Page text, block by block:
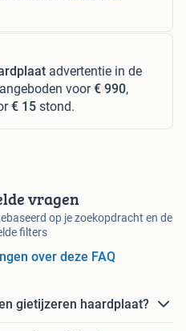
advertentie in de
voor€ 990,
€ 15 stond.
vragen
op je zoekopdracht en de
filters
over deze FAQ
gietijzeren haardplaat?